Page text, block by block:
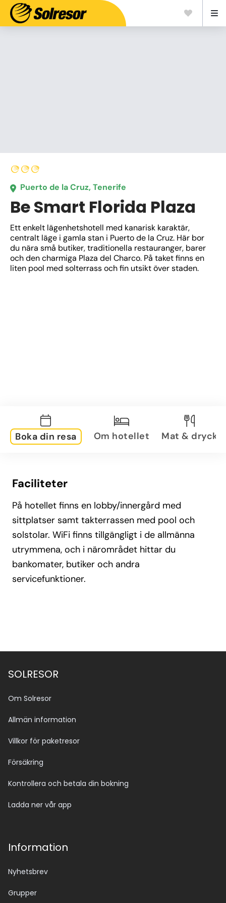
Puerto de la Cruz, Tenerife
Be Smart Florida Plaza
Ett enkelt lägenhetshotell med kanarisk karaktär,
centralt läge i gamla stan i Puerto de la Cruz. Här bor
du nära små butiker, traditionella restauranger, barer
och den charmiga Plaza del Charco. På taket finns en
liten pool med solterrass och fin utsikt över staden.
Boka din resa Om hotellet Mat & dryck
Faciliteter
På hotellet finns en lobby/innergård med
sittplatser samt takterrassen med pool och
solstolar. WiFi finns tillgängligt i de allmänna
utrymmena, och i närområdet hittar du
bankomater, butiker och andra
servicefunktioner.
SOLRESOR
Om Solresor
Allmän information
Villkor för paketresor
Försäkring
Kontrollera och betala din bokning
Ladda ner vår app
Information
Nyhetsbrev
Grupper